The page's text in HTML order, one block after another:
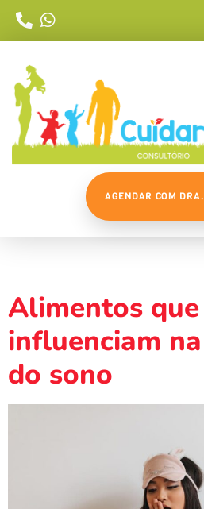
AGENDAR COM
Alimentos que
influenciam
do sono